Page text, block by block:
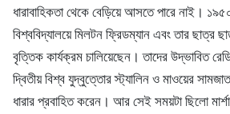
ধারাবাহিকতা থেকে বেড়িয়ে আসতে পারে নাই।
বিশ্ববিদ্যালয়ে মিলটন ফ্রিডম্যান এবং তার ছাত্র
বৃত্তিক কার্যক্রম চালিয়েছেন। তাদের উদ্ভাবিত
দ্বিতীয় বিশ্ব যুদ্বুত্তোর স্ট্যালিন ও মাওয়ের
ধারার প্রবাহিত করেন। আর সেই সময়টা ছিলো